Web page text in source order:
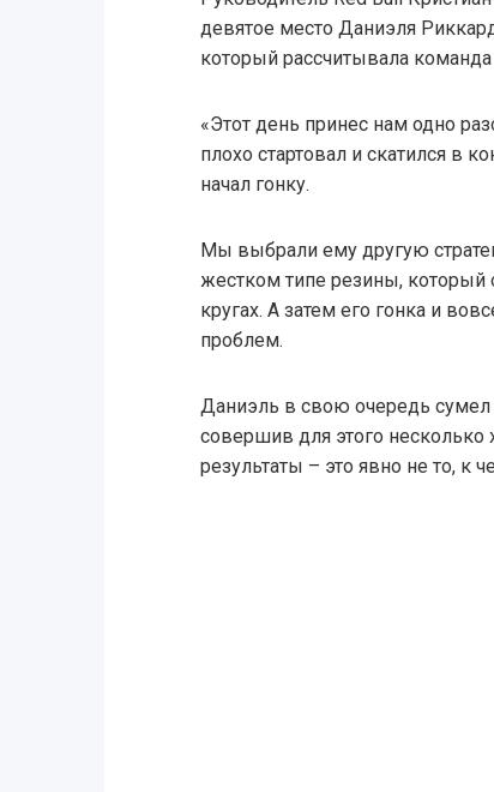
девятое место Даниэля
который рассчитывала
«Этот день принес нам одно
плохо стартовал и скатился в
начал гонку.
Мы выбрали ему другую
жестком типе резины, который
кругах. А затем его гонка и
проблем.
Даниэль в свою очередь
совершив для этого
результаты – это явно не то, к